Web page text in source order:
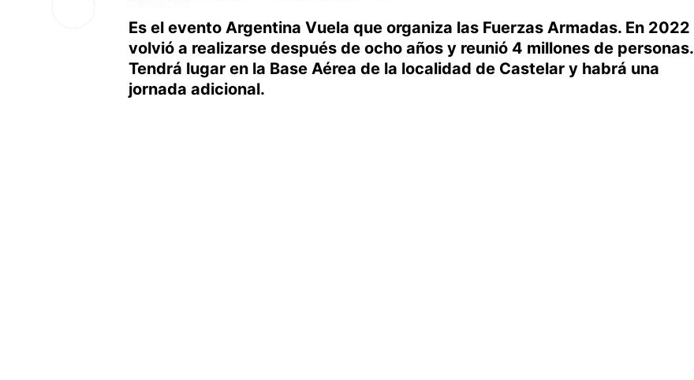
Es el evento Argentina Vuela que organiza las Fuerzas Armadas. En 2022
volvió a realizarse después de ocho años y reunió 4 millones de personas.
Tendrá lugar en la Base Aérea de la localidad de Castelar y habrá una
jornada adicional.